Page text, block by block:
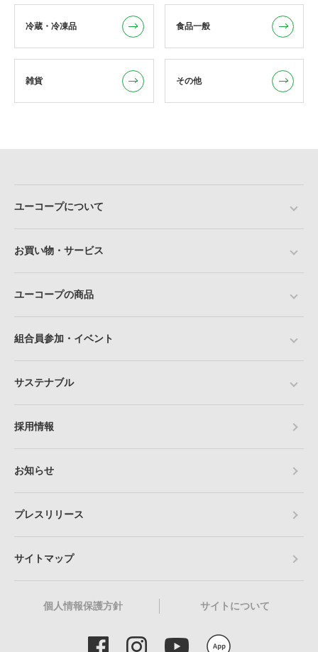
冷蔵・冷凍品 食品一般
雑貨 その他
ユーコープについて
お買い物・サービス
ユーコープの商品
組合員参加・イベント
サステナブル
採用情報
お知らせ
プレスリリース
サイトマップ
個人情報保護方針 サイトについて